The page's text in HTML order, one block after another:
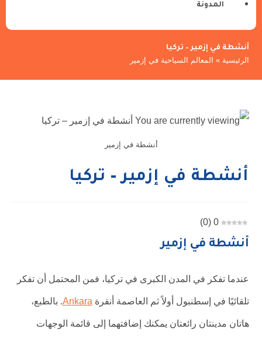
المدونة
أنشطة في إزمير – تركيا
الرئيسية» المعالم السياحية في إزمير
أنشطة في إزمير
أنشطة في إزمير – تركيا
0
(
0
)
أنشطة في إزمير
عندما تفكر في المدن الكبرى في تركيا، فمن المحتمل أن تفكر
تلقائيًا في إسطنبول أولاً ثم العاصمة أنقرة Ankara. بالطبع،
هاتان مدينتان رائعتان يمكنك إضافتهما إلى قائمة الوجهات